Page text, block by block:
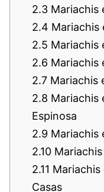
2.3 Mariachis
2.4 Mariachis
2.5 Mariachis
2.6 Mariachis
2.7 Mariachis
2.8 Mariachis
Espinosa
2.9 Mariachis
2.10
2.11 Mariachis
Casas